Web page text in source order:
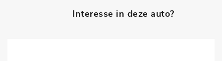
Interesse in deze auto?